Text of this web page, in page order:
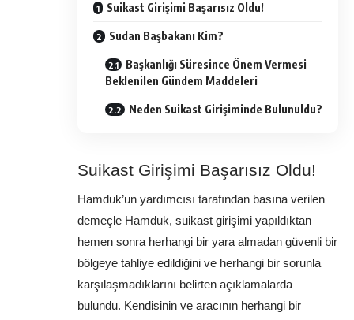
Suikast Girişimi Başarısız Oldu!
Sudan Başbakanı Kim?
Başkanlığı Süresince Önem Vermesi
Beklenilen Gündem Maddeleri
Neden Suikast Girişiminde Bulunuldu?
Suikast Girişimi Başarısız Oldu!
Hamduk’un yardımcısı tarafından basına verilen
demeçle Hamduk, suikast girişimi yapıldıktan
hemen sonra herhangi bir yara almadan güvenli bir
bölgeye tahliye edildiğini ve herhangi bir sorunla
karşılaşmadıklarını belirten açıklamalarda
bulundu. Kendisinin ve aracının herhangi bir